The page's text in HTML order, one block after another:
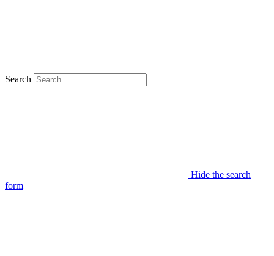
Search
Hide the search
form